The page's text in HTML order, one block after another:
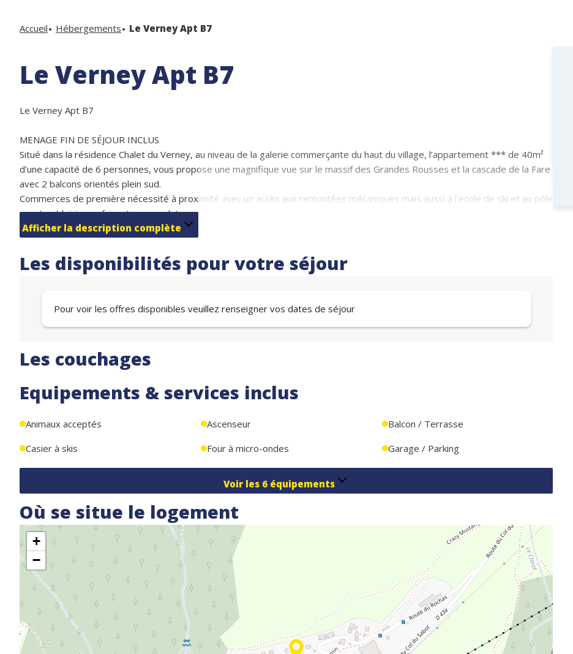
Accueil Hébergements Le Verney Apt B7
Le Verney Apt B7
Le Verney Apt B7
MENAGE FIN DE SÉJOUR INCLUS
Situé dans la résidence Chalet du Verney, au niveau de la galerie commerçante du haut du village, l’appartement *** de 40m²
d'une capacité de 6 personnes, vous propose une magnifique vue sur le massif des Grandes Rousses et la cascade de la Fare
avec 2 balcons orientés plein sud.
Commerces de première nécessité à proximité avec un accès aux remontées mécaniques mais aussi à l’école de ski et au pôle
sports et loisirs se faisant par escalator, situé à 250m de la résidence.
Vous trouverez dans cet appartement une cuisine ouverte tout équipée (four, micro-onde, réfrigérateur, lave-vaisselle,
Couchages :
1 chambre avec canapé convertible en 140 et accès balcon (2 couchages)
Une place dans le parking sécurisé et couvert de la résidence vous est attribuée.
Résidence desservie par ascenseur et disposant d’un casier à ski.
Afficher la description complète
Les disponibilités pour votre séjour
Pour voir les offres disponibles veuillez renseigner vos dates de séjour
Les couchages
Equipements & services inclus
Animaux acceptés Ascenseur
Balcon / Terrasse
Casier à skis
Four à micro-ondes Garage / Parking
Voir les 6 équipements
Où se situe le logement
+
−